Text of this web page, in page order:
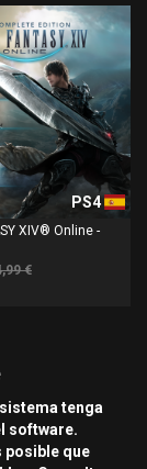
PS4
XIV® Online -
€
tenga
software.
posible que